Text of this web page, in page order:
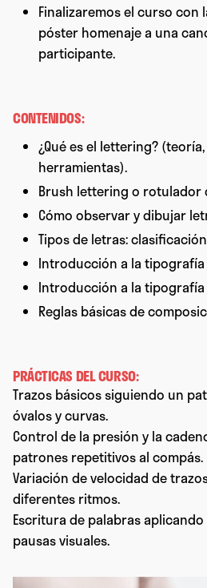
Finalizaremos el curso con
póster homenaje a una
participante.
CONTENIDOS:
¿Qué es el lettering?
herramientas).
Brush lettering o rotulador
Cómo observar y dibujar
Tipos de letras:
Introducción a la tipografía
Introducción a la
Reglas básicas de
PRÁCTICAS DEL CURSO:
Trazos básicos siguiendo un
óvalos y curvas.
Control de la presión y la
patrones repetitivos al compás.
Variación de velocidad de
diferentes ritmos.
Escritura de palabras
pausas visuales.